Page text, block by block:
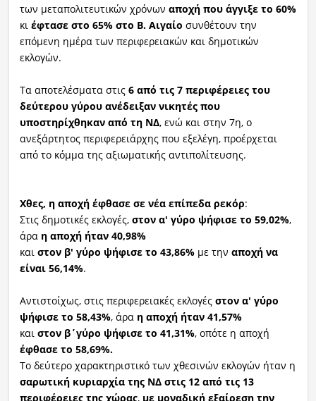
των μεταπολιτευτικών χρόνων αποχή που άγγιξε το 60%
κι έφτασε στο 65% στο Β. Αιγαίο συνθέτουν την
επόμενη ημέρα των περιφερειακών και δημοτικών
εκλογών.
Τα αποτελέσματα στις 6 από τις 7 περιφέρειες του
δεύτερου γύρου ανέδειξαν νικητές που
υποστηρίχθηκαν από τη ΝΔ, ενώ και στην 7η, ο
ανεξάρτητος περιφερειάρχης που εξελέγη, προέρχεται
από το κόμμα της αξιωματικής αντιπολίτευσης.
Χθες, η αποχή έφθασε σε νέα επίπεδα ρεκόρ:
Στις δημοτικές εκλογές, στον α' γύρο ψήφισε το 59,02%,
άρα η αποχή ήταν 40,98%
και στον β' γύρο ψήφισε το 43,86%με την αποχή να
είναι 56,14%.
Αντιστοίχως, στις περιφερειακές εκλογές στον α' γύρο
ψήφισε το 58,43%, άραη αποχή ήταν 41,57%
και στον β΄γύρο ψήφισε το 41,31%, οπότε η αποχή
έφθασε το 58,69%.
Το δεύτερο χαρακτηριστικό των χθεσινών εκλογών ήταν η
σαρωτική κυριαρχία της ΝΔ στις 12 από τις 13
περιφέρειες της χώρας, με μοναδική εξαίρεση την